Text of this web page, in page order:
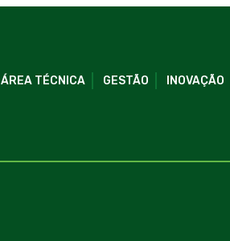
ÁREA TÉCNICA GESTÃO INOVAÇÃO